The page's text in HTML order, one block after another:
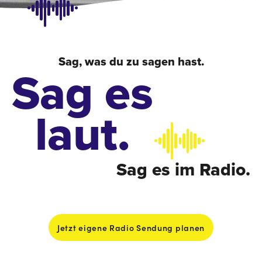
absenden
Sag, was du zu sagen hast.
Sag es
laut.
Sag es im Radio.
Jetzt eigene Radio Sendung planen